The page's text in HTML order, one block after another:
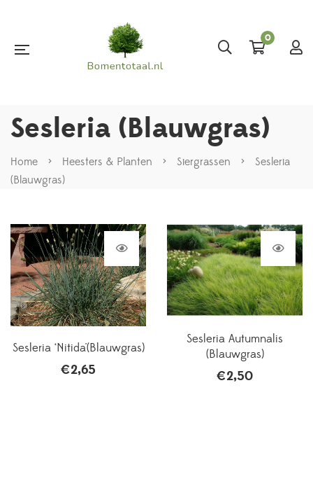
0
Sesleria (Blauwgras)
Home > Heesters & Planten > Siergrassen >
Sesleria
(Blauwgras)
Sesleria ‘Nitida'(Blauwgras)
€2,65
Sesleria Autumnalis
(Blauwgras)
€2,50